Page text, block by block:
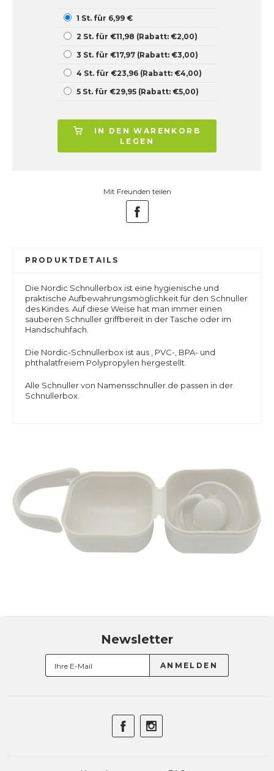
1 St. für 6,99 €
2 St. für €11,98 (Rabatt: €2,00)
3 St. für €17,97 (Rabatt: €3,00)
4 St. für €23,96 (Rabatt: €4,00)
5 St. für €29,95 (Rabatt: €5,00)
IN DEN WARENKORB
LEGEN
Mit Freunden teilen
PRODUKTDETAILS
Die Nordic Schnullerbox ist eine hygienische und
praktische Aufbewahrungsmöglichkeit für den Schnuller
des Kindes. Auf diese Weise hat man immer einen
sauberen Schnuller griffbereit in der Tasche oder im
Handschuhfach.
Die Nordic-Schnullerbox ist aus , PVC-, BPA- und
phthalatfreiem Polypropylen hergestellt.
Alle Schnuller von Namensschnuller.de passen in der
Schnullerbox.
Newsletter